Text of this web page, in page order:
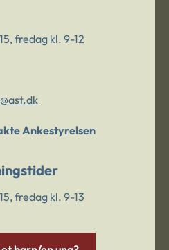
fredag kl. 9-12
Ankestyrelsen
fredag kl. 9-13